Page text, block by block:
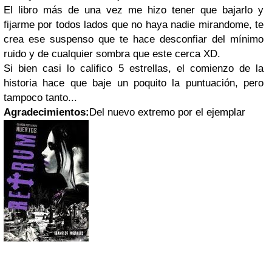
El libro más de una vez me hizo tener que bajarlo y
fijarme por todos lados que no haya nadie mirandome, te
crea ese suspenso que te hace desconfiar del mínimo
ruido y de cualquier sombra que este cerca XD.
Si bien casi lo califico 5 estrellas, el comienzo de la
historia hace que baje un poquito la puntuación, pero
tampoco tanto...
Agradecimientos:Del nuevo extremo por el ejemplar